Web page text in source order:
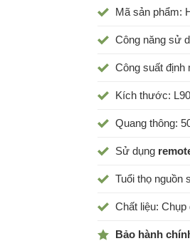
Mã sản phẩm:
Công năng sử
Công suất định
Kích thước:
Quang thông:
Sử dụng
Tuổi thọ nguồn
Chất liệu:
Bảo hành